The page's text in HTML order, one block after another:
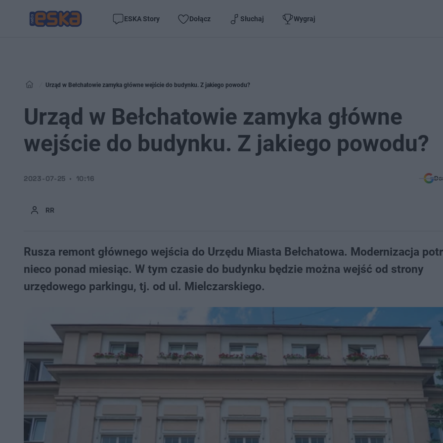
ESKA Story Dołącz Słuchaj Wygraj
Urząd w Bełchatowie zamyka główne wejście do budynku. Z jakiego powodu?
Urząd w Bełchatowie zamyka główne
wejście do budynku. Z jakiego powodu?
RR
2023-07-25 10:16
Rusza remont głównego wejścia do Urzędu Miasta Bełchatowa. Modernizacja
nieco ponad miesiąc. W tym czasie do budynku będzie można wejść od strony
urzędowego parkingu, tj. od ul. Mielczarskiego.